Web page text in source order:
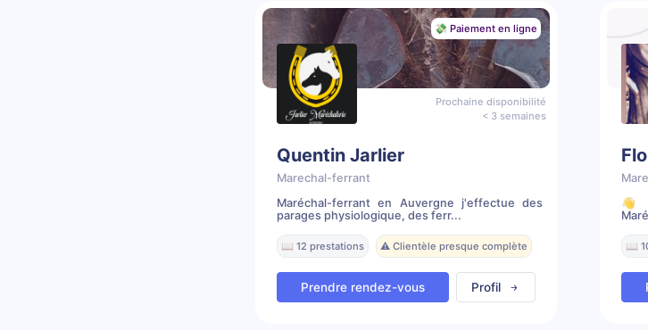
💸 Paiement en ligne
Prochaine disponibilité
< 3 semaines
Quentin Jarlier
Marechal-ferrant
Maréchal-ferrant en Auvergne j'effectue des
parages physiologique, des ferr...
📖 12 prestations ⚠️ Clientèle presque complète
Prendre rendez-vous Profil
👋
📖